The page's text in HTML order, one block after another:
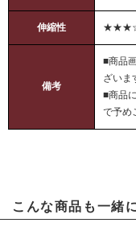
伸縮性
備考
■商品
ざいま
■商品
で予め
こんな商品も一緒